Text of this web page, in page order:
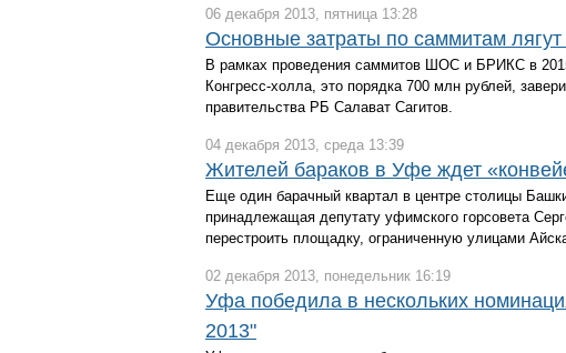
06 декабря 2013, пятница 13:28
Основные затраты по саммитам
В рамках проведения саммитов ШОС и БРИКС в 2015
Конгресс-холла, это порядка 700 млн рублей,
правительства РБ Салават Сагитов.
04 декабря 2013, среда 13:39
Жителей бараков в Уфе ждет
Еще один барачный квартал в центре столицы
принадлежащая депутату уфимского горсовета
перестроить площадку, ограниченную улицами
02 декабря 2013, понедельник 16:19
Уфа победила в нескольких
2013"